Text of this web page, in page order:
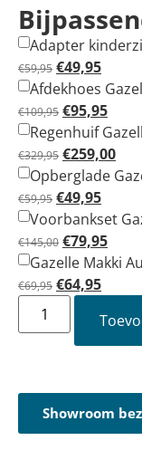
Adapter
€59,95 €49,95
Afdekhoes
€109,95 €95,95
Regenhuif
€329,95 €259,00
Opberglade
€59,95 €49,95
Voorbankset
€145,00 €79,95
Gazelle Makki
€69,95 €64,95
Showroom